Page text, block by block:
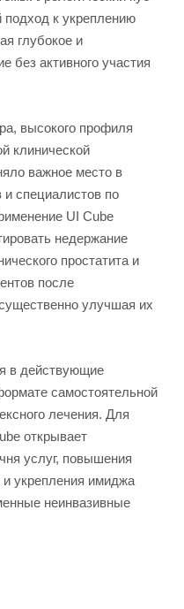
подход к укреплению
глубокое и
без активного участия
высокого профиля
клинической
важное место в
и специалистов по
UI Cube
недержание
простатита и
после
улучшая их
в действующие
самостоятельной
лечения. Для
открывает
услуг, повышения
и укрепления имиджа
неинвазивные